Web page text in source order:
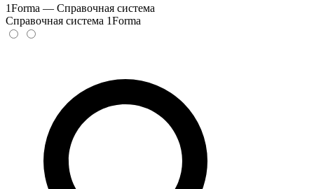
1Forma — Справочная система
Справочная система 1Forma